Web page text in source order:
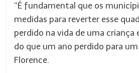
“É fundamental que os
medidas para reverter esse
perdido na vida de uma criança
do que um ano perdido para
Florence.